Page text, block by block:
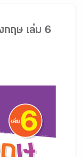
ฤษ เล่ม 6